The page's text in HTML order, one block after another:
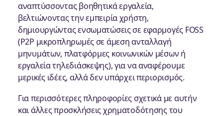
αναπτύσσοντας βοηθητικά εργαλεία,
βελτιώνοντας την εμπειρία χρήστη,
δημιουργώντας ενσωματώσεις σε εφαρμογές FOSS
(P2P μικροπληρωμές σε άμεση ανταλλαγή
μηνυμάτων, πλατφόρμες κοινωνικών μέσων ή
εργαλεία τηλεδιάσκεψης), για να αναφέρουμε
μερικές ιδέες, αλλά δεν υπάρχει περιορισμός.
Για περισσότερες πληροφορίες σχετικά με αυτήν
και άλλες προσκλήσεις χρηματοδότησης του